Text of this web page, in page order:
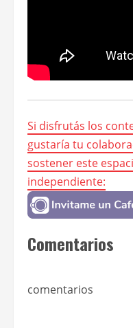
Si disfrutás los
gustaría tu
sostener este
independiente:
Comentarios
comentarios